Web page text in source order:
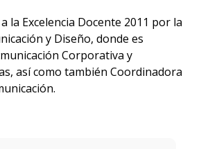
la Excelencia Docente 2011 por la
y Diseño, donde es
Corporativa y
así como también Coordinadora